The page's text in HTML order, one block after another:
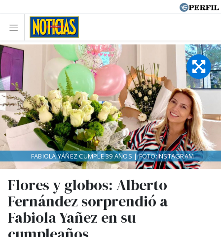
Flores y globos: Alberto
Fernández sorprendió a
Fabiola Yañez en su
FABIOLA YÁÑEZ CUMPLE 39 AÑOS | FOTO:INSTAGRAM